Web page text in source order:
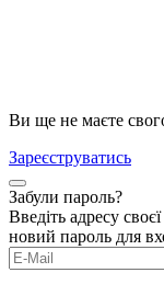
Ви ще не маєте
Зареєструватись
Забули пароль?
Введіть адресу
новий пароль для